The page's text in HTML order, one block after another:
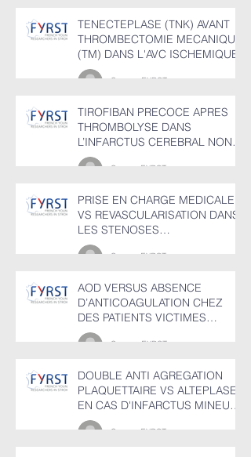
TENECTEPLASE (TNK) AVANT
THROMBECTOMIE MECANIQUE
(TM) DANS L'AVC ISCHEMIQUE
Groupe FYRST
TIROFIBAN PRECOCE APRES
THROMBOLYSE DANS
L’INFARCTUS CEREBRAL NON
CARDIOEMBOLIQUE
Groupr FYRST
PRISE EN CHARGE MEDICALE
VS REVASCULARISATION DANS
LES STENOSES
CAROTIDIENNES
Groupr FYRST
AOD VERSUS ABSENCE
D’ANTICOAGULATION CHEZ
DES PATIENTS VICTIMES
D’HEMORRAGIE CEREBRALE
Groupe FYRST
DOUBLE ANTI AGREGATION
PLAQUETTAIRE VS ALTEPLASE
EN CAS D'INFARCTUS MINEUR
NON INVALIDANT AVEC OU
Groupr FYRST